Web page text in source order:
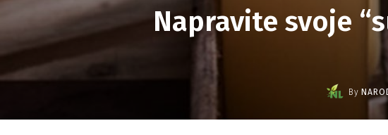
Napravite svoje
By